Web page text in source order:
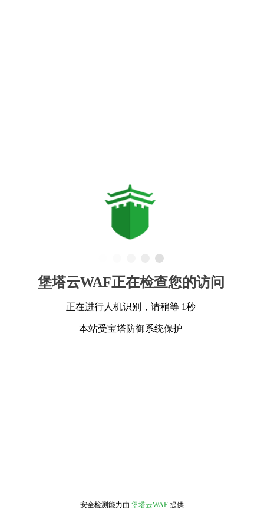
堡塔云WAF正在检查您的访问
正在进行人机识别，请稍等 1秒
本站受宝塔防御系统保护
安全检测能力由 堡塔云WAF 提供